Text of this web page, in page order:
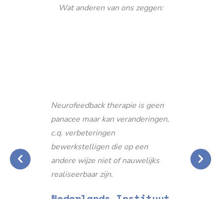
Wat anderen van ons zeggen:
Neurofeedback therapie is geen
panacee maar kan veranderingen,
c.q. verbeteringen
bewerkstelligen die op een
andere wijze niet of nauwelijks
realiseerbaar zijn.